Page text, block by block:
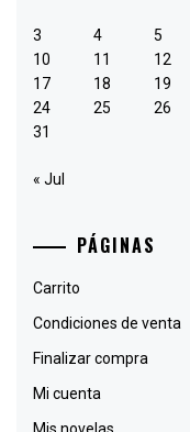
3
4 5
10
11 12
17
18 19
24
25 26
31
« Jul
PÁGINAS
Carrito
Condiciones de venta
Finalizar compra
Mi cuenta
Mis novelas